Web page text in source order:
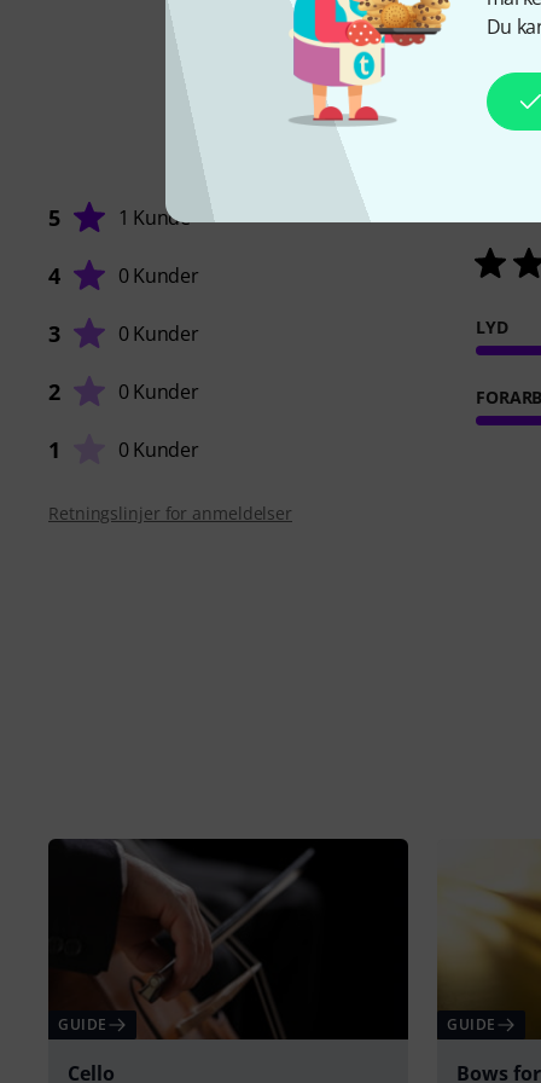
Du
5 1 Kunde
4 0 Kunder
3 0 Kunder
2 0 Kunder
1 0 Kunder
LYD
Retningslinjer for anmeldelser
GUIDE
Cello
GUIDE
Bows